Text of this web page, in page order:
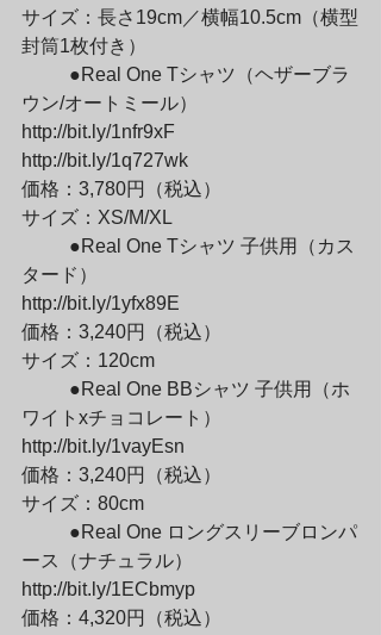
サイズ：長さ19cm／横幅10.5cm（横型
封筒1枚付き）
ウン/オートミール）
http://bit.ly/1nfr9xF
http://bit.ly/1q727wk
価格：3,780円（税込）
サイズ：XS/M/XL
タード）
http://bit.ly/1yfx89E
価格：3,240円（税込）
サイズ：120cm
ワイトxチョコレート）
http://bit.ly/1vayEsn
価格：3,240円（税込）
サイズ：80cm
ース（ナチュラル）
http://bit.ly/1ECbmyp
価格：4,320円（税込）